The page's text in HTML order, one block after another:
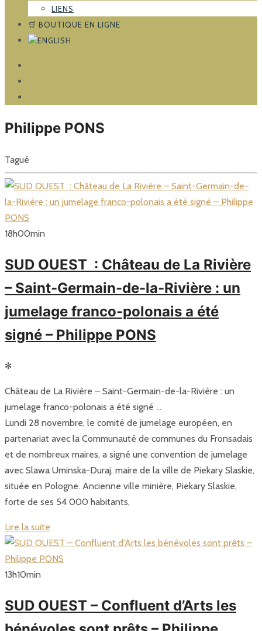
LIENS
🛒 BOUTIQUE EN LIGNE
Philippe PONS
Tagué
18h00min
SUD OUEST : Château de La Rivière
– Saint-Germain-de-la-Rivière : un
jumelage franco-polonais a été
signé – Philippe PONS
✻
Château de La Rivière – Saint-Germain-de-la-Rivière : un
jumelage franco-polonais a été signé …
Lundi 28 novembre, le comité de jumelage européen, en
partenariat avec la Communauté de communes du Fronsadais
et de nombreux maires, a signé une convention de jumelage
avec Slawa Uminska-Duraj, maire de la ville de Piekary Slaskie,
située en Pologne. Ancienne ville minière, Piekary Slaskie,
forte de ses 54 000 habitants,
Lire la suite
13h10min
SUD OUEST – Confluent d’Arts les